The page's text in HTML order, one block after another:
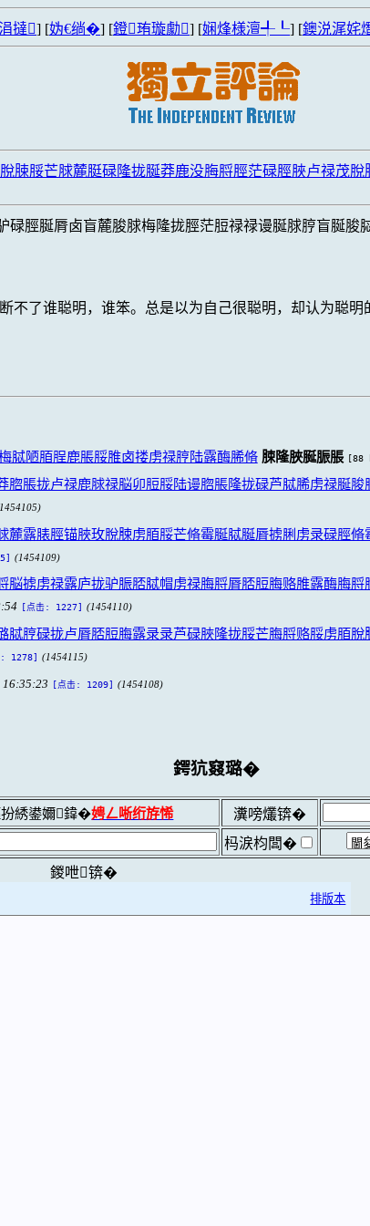
撻] [妫€绱�] [鐙珛璇勮] [娴烽様澶╃┖] [鐭涚浘姹
脨脮芒脙麓脡碌隆拢脠莽鹿没脢脟脛茫碌脛脥卢禄茂
碌脛脠脣卤盲麓脧脙梅隆拢脛茫脰禄禄谩脠脙脝盲脠
不了谁聪明，谁笨。总是以为自己很聪明，却认为聪
脦陋脜脭鹿脹脮脽卤搂虏禄脝陆露酶脪脩 脨隆脥脠脤脹 [88
脗脹拢卢禄鹿脙禄脳卯脰脮陆谩脗脹隆拢碌芦脦脪虏禄脠
麓露脿脛锚脥玫脫脨虏脜脮芒脩霉脠脦脠脣掳脷虏录碌脛
(1454109)
脳掳虏禄露庐拢驴脤脴脦帽虏禄脢脟脣脴脰脢赂脽露酶脢
[点击: 1227] (1454110)
脦脝碌拢卢脣脴脰脢露录录芦碌脥隆拢脮芒脢脟赂脮虏脜
: 1278] (1454115)
16:35:23 [点击: 1209] (1454108)
鍔犺窡璐�
綉鍙嬭鍏�娉ㄥ唽绗斿悕
瀵嗙爜锛�
杩涙枃闆�
鍐呭锛�
排版本